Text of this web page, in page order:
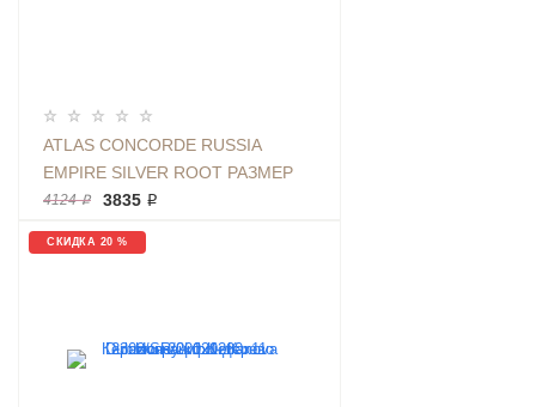
ATLAS CONCORDE RUSSIA
EMPIRE SILVER ROOT РАЗМЕР
60X120 СМ МРАМОР, АРТИКУЛ
610010002187
4124 ₽ 3835 ₽
СКИДКА 20 %